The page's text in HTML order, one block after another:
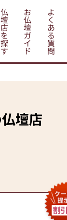
仏
壇
店
を
探
す
お
仏
壇
ガ
イ
ド
よ
く
あ
る
質
問
壇店